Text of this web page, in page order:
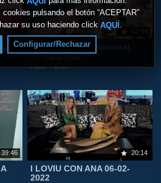
pulsando el botón “ACEPTAR”
su uso haciendo click AQUÍ .
Configurar/Rechazar
Fuengirola Promocional
Hace 4 años
39:46 20:14
I LOVIU CON ANA 06-02-
2022